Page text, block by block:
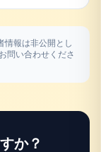
情報は非公開とし
問い合わせくださ
か？